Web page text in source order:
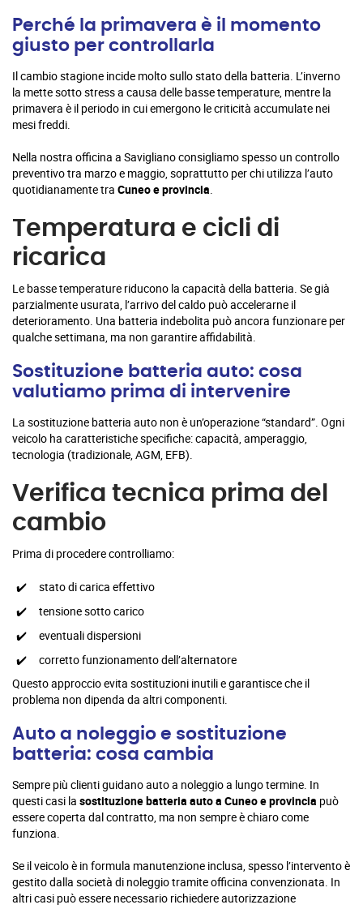
Perché la primavera è il momento
giusto per controllarla
Il cambio stagione incide molto sullo stato della batteria. L’inverno
la mette sotto stress a causa delle basse temperature, mentre la
primavera è il periodo in cui emergono le criticità accumulate nei
mesi freddi.
Nella nostra officina a Savigliano consigliamo spesso un controllo
preventivo tra marzo e maggio, soprattutto per chi utilizza l’auto
quotidianamente tra Cuneo e provincia.
Temperatura e cicli di
ricarica
Le basse temperature riducono la capacità della batteria. Se già
parzialmente usurata, l’arrivo del caldo può accelerarne il
deterioramento. Una batteria indebolita può ancora funzionare per
qualche settimana, ma non garantire affidabilità.
Sostituzione batteria auto: cosa
valutiamo prima di intervenire
La sostituzione batteria auto non è un’operazione “standard”. Ogni
veicolo ha caratteristiche specifiche: capacità, amperaggio,
tecnologia (tradizionale, AGM, EFB).
Verifica tecnica prima del
cambio
Prima di procedere controlliamo:
stato di carica effettivo
tensione sotto carico
eventuali dispersioni
corretto funzionamento dell’alternatore
Questo approccio evita sostituzioni inutili e garantisce che il
problema non dipenda da altri componenti.
Auto a noleggio e sostituzione
batteria: cosa cambia
Sempre più clienti guidano auto a noleggio a lungo termine. In
questi casi la sostituzione batteria auto a Cuneo e provincia può
essere coperta dal contratto, ma non sempre è chiaro come
funziona.
Se il veicolo è in formula manutenzione inclusa, spesso l’intervento è
gestito dalla società di noleggio tramite officina convenzionata. In
altri casi può essere necessario richiedere autorizzazione